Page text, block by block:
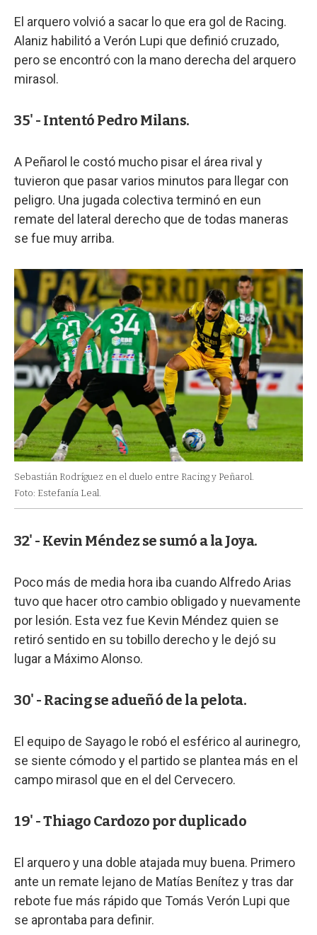
El arquero volvió a sacar lo que era gol de Racing.
Alaniz habilitó a Verón Lupi que definió cruzado,
pero se encontró con la mano derecha del arquero
mirasol.
35' - Intentó Pedro Milans.
A Peñarol le costó mucho pisar el área rival y
tuvieron que pasar varios minutos para llegar con
peligro. Una jugada colectiva terminó en eun
remate del lateral derecho que de todas maneras
se fue muy arriba.
Sebastián Rodríguez en el duelo entre Racing y Peñarol.
Foto: Estefanía Leal.
32' - Kevin Méndez se sumó a la Joya.
Poco más de media hora iba cuando Alfredo Arias
tuvo que hacer otro cambio obligado y nuevamente
por lesión. Esta vez fue Kevin Méndez quien se
retiró sentido en su tobillo derecho y le dejó su
lugar a Máximo Alonso.
30' - Racing se adueñó de la pelota.
El equipo de Sayago le robó el esférico al aurinegro,
se siente cómodo y el partido se plantea más en el
campo mirasol que en el del Cervecero.
19' - Thiago Cardozo por duplicado
El arquero y una doble atajada muy buena. Primero
ante un remate lejano de Matías Benítez y tras dar
rebote fue más rápido que Tomás Verón Lupi que
se aprontaba para definir.